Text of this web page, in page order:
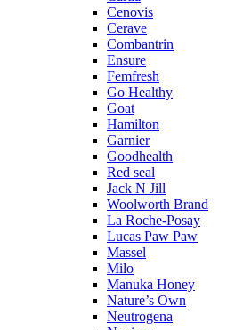
Cenovis
Cerave
Combantrin
Ensure
Femfresh
Go Healthy
Goat
Hamilton
Garnier
Goodhealth
Red seal
Jack N Jill
Woolworth Brand
La Roche-Posay
Lucas Paw Paw
Massel
Milo
Manuka Honey
Nature’s Own
Neutrogena